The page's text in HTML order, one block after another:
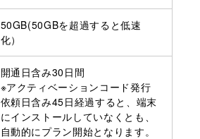
50GB(50GBを超過すると低速
化）
開通日含み30日間
※アクティベーションコード発行
依頼日含み45日経過すると、端末
にインストールしていなくとも、
自動的にプラン開始となります。